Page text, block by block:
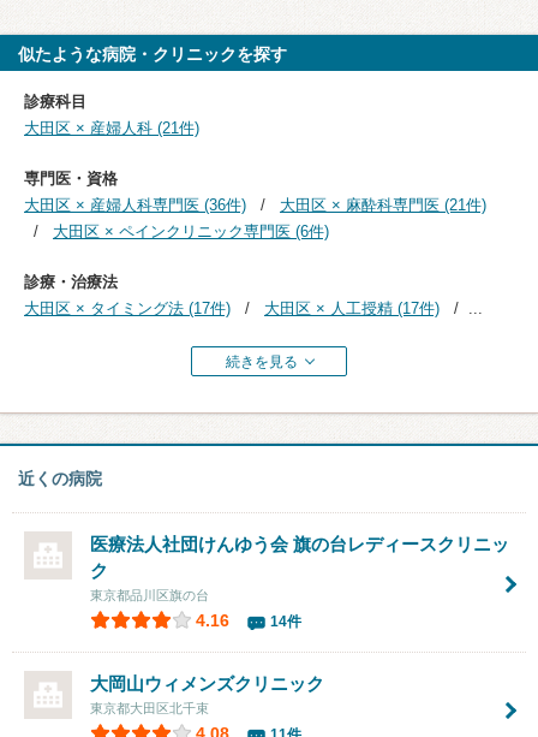
似たような病院・クリニックを探す
診療科目
大田区 × 産婦人科 (21件)
専門医・資格
大田区 × 産婦人科専門医 (36件)
大田区 × 麻酔科専門医 (21件)
大田区 × ペインクリニック専門医 (6件)
診療・治療法
大田区 × タイミング法 (17件)
大田区 × 人工授精 (17件) ...
続きを見る
近くの病院
医療法人社団けんゆう会旗の台レディースクリニッ
ク
東京都品川区旗の台
4.16 14件
大岡山ウィメンズクリニック
東京都大田区北千束